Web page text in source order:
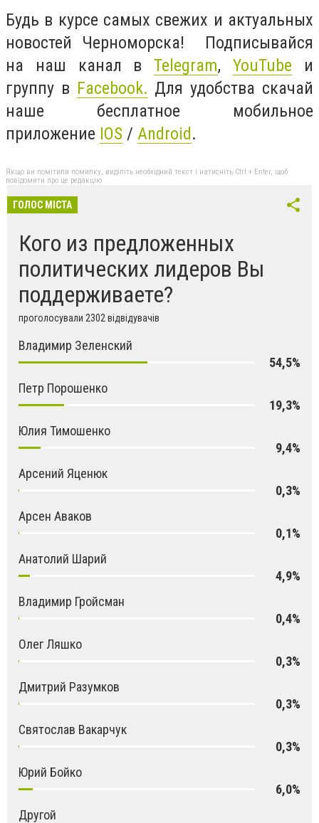
Будь в курсе самых свежих и актуальных
новостей Черноморска! Подписывайся
на наш канал вTelegram,YouTube и
группу в Facebook. Для удобства скачай
наше бесплатное мобильное
приложение IOS / Android.
Якщо ви помітили помилку, виділіть необхідний текст і натисніть Ctrl + Enter, щоб
повідомити про це редакцію
ГОЛОС МІСТА
Кого из предложенных
политических лидеров Вы
поддерживаете?
проголосували 2302 відвідувачів
Владимир Зеленский
54,5%
Петр Порошенко
19,3%
Юлия Тимошенко
9,4%
Арсений Яценюк
0,3%
Арсен Аваков
0,1%
Анатолий Шарий
4,9%
Владимир Гройсман
0,4%
Олег Ляшко
0,3%
Дмитрий Разумков
0,3%
Святослав Вакарчук
0,3%
Юрий Бойко
6,0%
Другой